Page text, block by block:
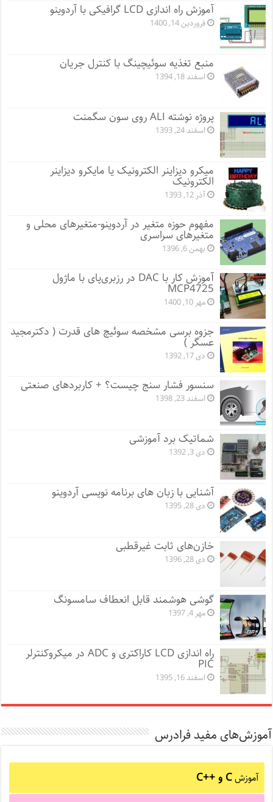
آموزش راه اندازی LCD گرافیکی با آردوینو
فروردین 14, 1400
منبع تغذیه سوئیچینگ با کنترل جریان
اسفند 18, 1394
پروژه نوشته ALI روی سون سگمنت
اسفند 24, 1393
میکرو دیزاینر الکترونیک یا مایکرو دیزاینر
الکترونیک
آذر 12, 1393
مفهوم حوزه متغیر در آردوینو-متغیرهای محلی و
متغیرهای سراسری
بهمن 6, 1396
آموزش کار با DAC در رزبری‌پای با ماژول
MCP4725
مهر 10, 1400
جزوه برسی مشخصه سوئیچ های قدرت ( دکترمجید
عسگر )
دی 17, 1392
سنسور فشار سنج چیست؟ + کاربردهای صنعتی
اسفند 23, 1398
شماتیک برد آموزشی
دی 3, 1392
آشنایی با زبان های برنامه نویسی آردوینو
دی 28, 1395
خازن‌های ثابت غیرقطبی
دی 28, 1396
گوشی هوشمند قابل انعطاف سامسونگ
مهر 4, 1397
راه اندازی LCD کاراکتری و ADC در میکروکنترلر
PIC
اسفند 16, 1395
آموزش‌های مفید فرادرس
آموزشC و C++‎